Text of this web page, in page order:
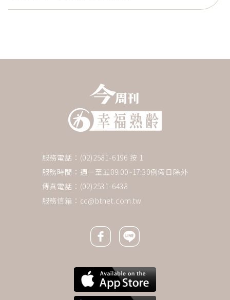
服務電話：(02)2581-6196 按 1
服務時間：週一至五09:00~17:30例假日除外
傳真電話：(02)2531-6438
服務信箱： cc@btnet.com.tw
Facebook icon
Line icon